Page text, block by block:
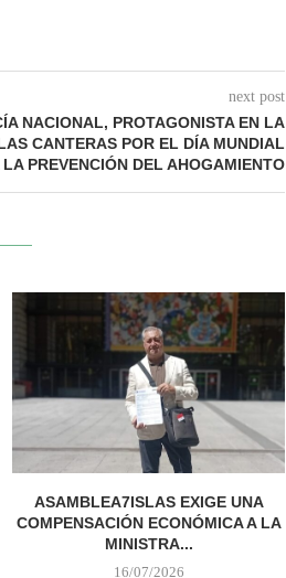
next post
NACIONAL, PROTAGONISTA EN LA
CANTERAS POR EL DÍA MUNDIAL
LA PREVENCIÓN DEL AHOGAMIENTO
ASAMBLEA7ISLAS EXIGE UNA
COMPENSACIÓN ECONÓMICA A LA
MINISTRA...
16/07/2026